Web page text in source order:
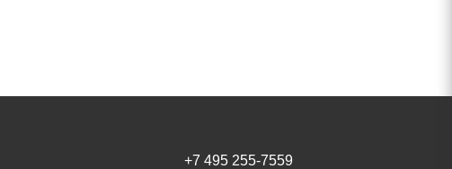
+7 495 255-7559